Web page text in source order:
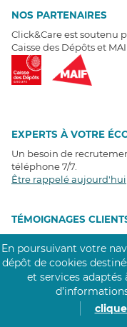
NOS PARTENAIRES
Click&Care est soutenu
Caisse des Dépôts et
EXPERTS À VOTRE
Un besoin de
téléphone 7/7
Être rappelé aujourd'hui
TÉMOIGNAGES
4,6/5
Avis
Google
En poursuivant votre
dépôt de cookies
et services adaptés